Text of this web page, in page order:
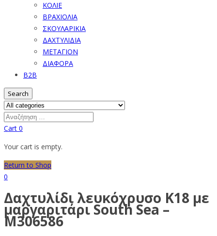
ΚΟΛΙΕ
ΒΡΑΧΙΟΛΙΑ
ΣΚΟΥΛΑΡΙΚΙΑ
ΔΑΧΤΥΛΙΔΙΑ
ΜΕΤΑΓΙΟΝ
ΔΙΑΦΟΡΑ
B2B
Search
Cart 0
Your cart is empty.
Return to Shop
0
Δαχτυλίδι λευκόχρυσο Κ18 με
μαργαριτάρι South Sea –
M306586